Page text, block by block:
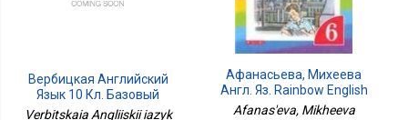
Вербицкая Английский
Язык 10 Кл. Базовый
Уровень ФГОС В.-ГРАФ
Verbitskaia Angliiskii iazyk
Афанасьева, Михеева
Англ. Яз. Rainbow English
6кл. Диагност. Результ.
Afanas'eva, Mikheeva